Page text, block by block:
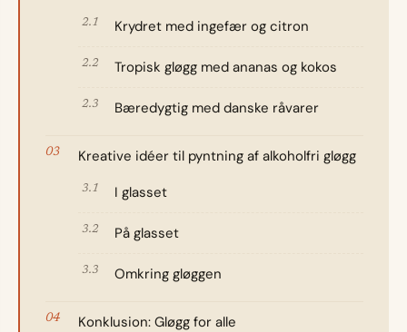
Krydret med ingefær og citron
Tropisk gløgg med ananas og kokos
Bæredygtig med danske råvarer
Kreative idéer til pyntning af alkoholfri gløgg
I glasset
På glasset
Omkring gløggen
Konklusion: Gløgg for alle